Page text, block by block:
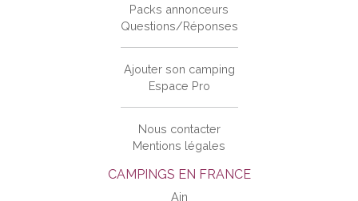
CAMPINGS EN FRANCE
Ain
Packs annonceurs
Questions/Réponses
Ajouter son camping
Espace Pro
Nous contacter
Mentions légales